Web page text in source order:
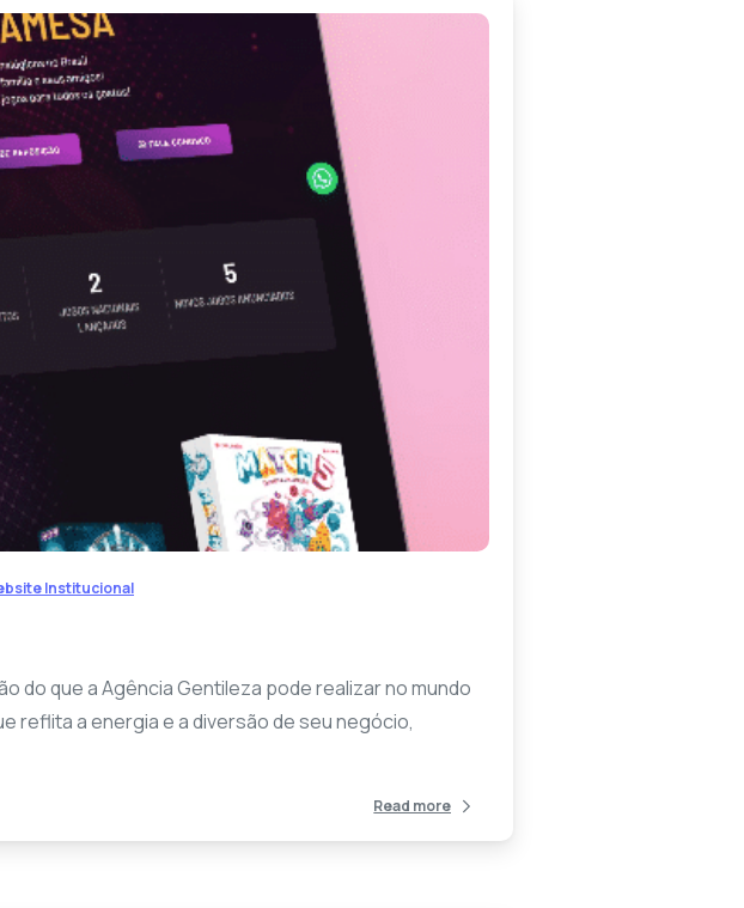
Institucional
do que a Agência Gentileza pode realizar no mundo
reflita a energia e a diversão de seu negócio,
Read more